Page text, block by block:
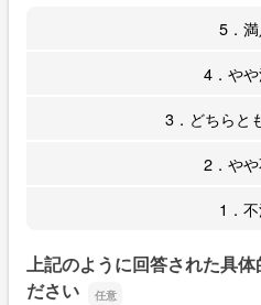
5．
4．や
3．どちらと
2．や
1．
上記のように回答された具
ださい